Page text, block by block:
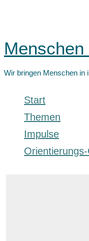
springen
Wir bringen Menschen in
Start
Themen
Impulse